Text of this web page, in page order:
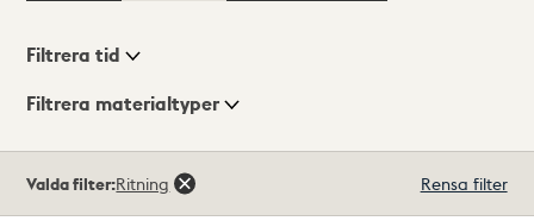
Visningsläge
Filtrera tid
Filtrera materialtyper
träffar
Valda filter:Ritning Rensa filter